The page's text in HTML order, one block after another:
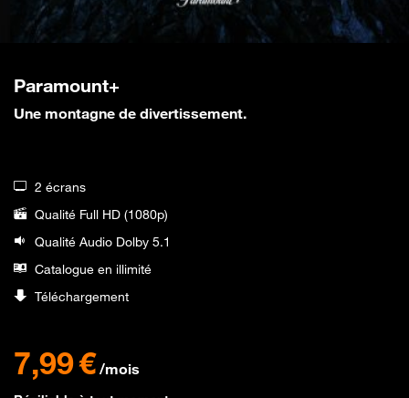
Paramount+
Une montagne de divertissement.
2 écrans
Qualité Full HD (1080p)
Qualité Audio Dolby 5.1
Catalogue en illimité
Téléchargement
7,99 € /mois